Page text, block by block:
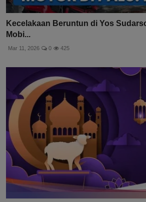
Kecelakaan Beruntun di Yos
Mobi...
Mar 11, 2026 0 425